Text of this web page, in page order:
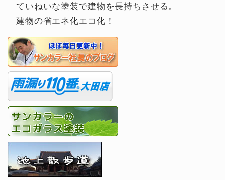
ていねいな塗装で建物を長持ちさせる。
建物の省エネ化エコ化！